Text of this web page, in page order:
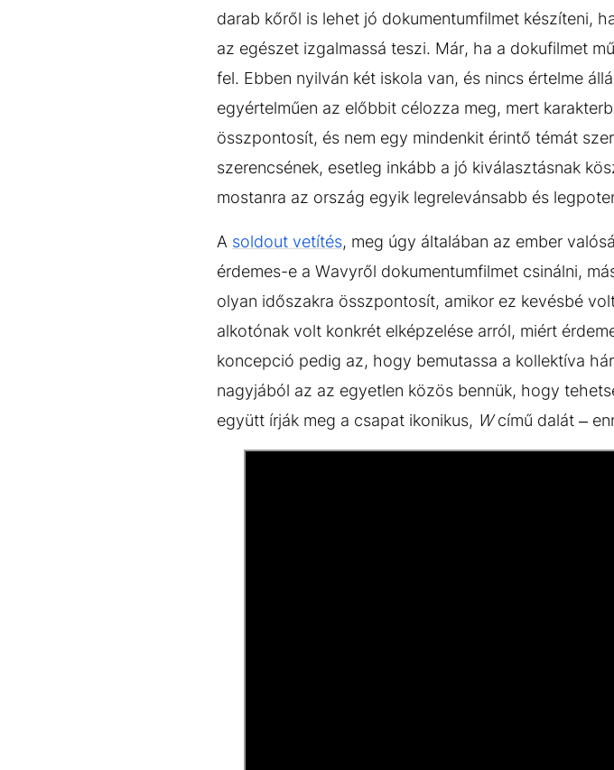
darab kőről is lehet jó dokumentumfilmet készíteni,
az egészet izgalmassá teszi. Már, ha a dokufilmet
fel. Ebben nyilván két iskola van, és nincs értelme
egyértelműen az előbbit célozza meg, mert
összpontosít, és nem egy mindenkit érintő témát
szerencsének, esetleg inkább a jó kiválasztásnak
mostanra az ország egyik legrelevánsabb és
A soldout vetítés, meg úgy általában az ember
érdemes-e a Wavyről dokumentumfilmet csinálni,
olyan időszakra összpontosít, amikor ez kevésbé
alkotónak volt konkrét elképzelése arról, miért
koncepció pedig az, hogy bemutassa a kollektíva
nagyjából az az egyetlen közös bennük, hogy
együtt írják meg a csapat ikonikus, Wcímű dalát –